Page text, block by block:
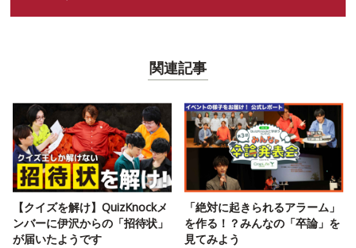
関連記事
【クイズを解け】QuizKnockメ
ンバーに伊沢からの「招待状」
が届いたようです
「絶対に起きられるアラーム」
を作る！？みんなの「卒論」を
見てみよう